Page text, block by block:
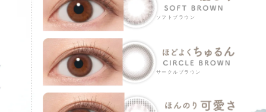
ソフトブラウン
サークルブラウン